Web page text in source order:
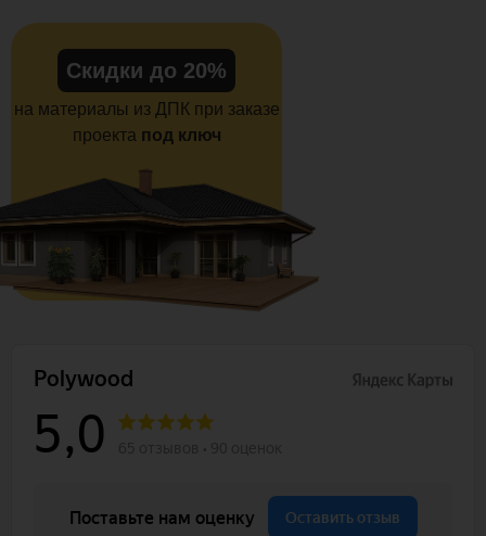
Скидки до 20%
на материалы из ДПК при заказе
проекта под ключ